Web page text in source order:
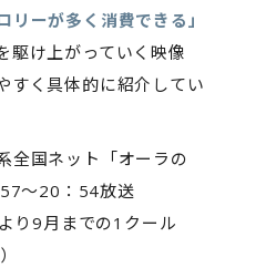
リーが多く消費できる」
駆け上がっていく映像
すく具体的に紹介してい
国ネット「オーラの
〜20：54放送
9月までの1クール